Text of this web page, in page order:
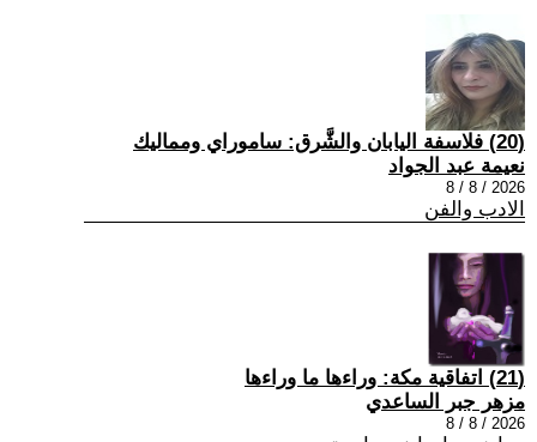
(20) فلاسفة اليابان والشَّرق: ساموراي ومماليك
نعيمة عبد الجواد
2026 / 8 / 8
الادب والفن
(21) اتفاقية مكة: وراءها ما وراءها
مزهر جبر الساعدي
2026 / 8 / 8